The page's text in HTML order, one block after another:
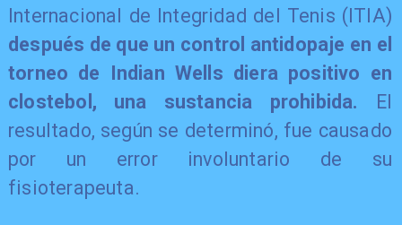
Internacional de Integridad del Tenis (ITIA)
después de que un control antidopaje en el
torneo de Indian Wells diera positivo en
clostebol, una sustancia prohibida. El
resultado, según se determinó, fue causado
por un error involuntario de su
fisioterapeuta.